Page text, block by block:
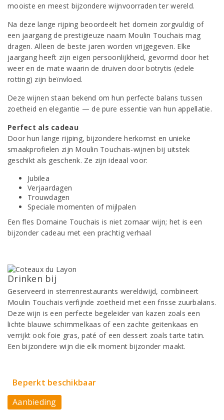
mooiste en meest bijzondere wijnvoorraden ter wereld.
Na deze lange rijping beoordeelt het domein zorgvuldig of
een jaargang de prestigieuze naam Moulin Touchais mag
dragen. Alleen de beste jaren worden vrijgegeven. Elke
jaargang heeft zijn eigen persoonlijkheid, gevormd door het
weer en de mate waarin de druiven door botrytis (edele
rotting) zijn beïnvloed.
Deze wijnen staan bekend om hun perfecte balans tussen
zoetheid en elegantie — de pure essentie van hun appellatie.
Perfect als cadeau
Door hun lange rijping, bijzondere herkomst en unieke
smaakprofielen zijn Moulin Touchais-wijnen bij uitstek
geschikt als geschenk. Ze zijn ideaal voor:
Jubilea
Verjaardagen
Trouwdagen
Speciale momenten of mijlpalen
Een fles Domaine Touchais is niet zomaar wijn; het is een
bijzonder cadeau met een prachtig verhaal
Drinken bij
Geserveerd in sterrenrestaurants wereldwijd, combineert
Moulin Touchais verfijnde zoetheid met een frisse zuurbalans.
Deze wijn is een perfecte begeleider van kazen zoals een
lichte blauwe schimmelkaas of een zachte geitenkaas en
verrijkt ook foie gras, paté of een dessert zoals tarte tatin.
Een bijzondere wijn die elk moment bijzonder maakt.
Beperkt beschikbaar
Aanbieding